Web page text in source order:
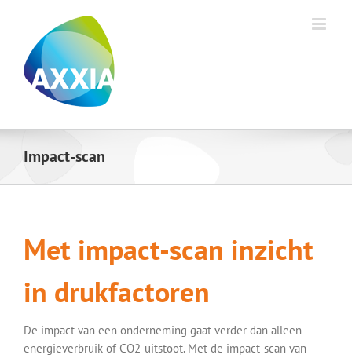
inhoud
Impact-scan
Met impact-scan inzicht
in drukfactoren
De impact van een onderneming gaat verder dan alleen
energieverbruik of CO2-uitstoot. Met de impact-scan van